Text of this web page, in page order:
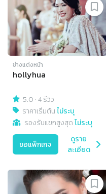
ช่างแต่งหน้า
hollyhua
5.0 ·4 รีวิว
ราคาเริ่มต้นไม่ระบุ
รองรับแขกสูงสุดไม่ระบุ
ขอแพ็กเกจ
ดูราย
ละเอียด